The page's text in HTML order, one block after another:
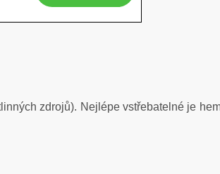
zdrojů). Nejlépe vstřebatelné je